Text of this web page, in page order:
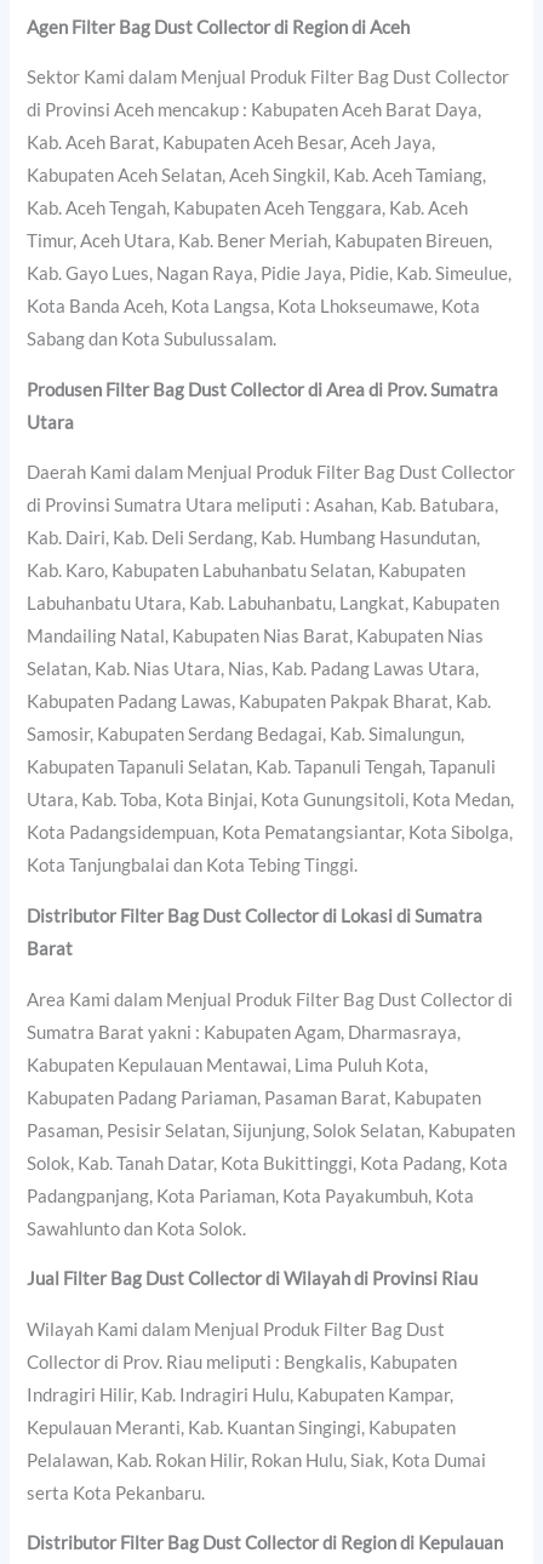
Agen Filter Bag Dust Collector di Region di Aceh
Sektor Kami dalam Menjual Produk Filter Bag Dust Collector
di Provinsi Aceh mencakup : Kabupaten Aceh Barat Daya,
Kab. Aceh Barat, Kabupaten Aceh Besar, Aceh Jaya,
Kabupaten Aceh Selatan, Aceh Singkil, Kab. Aceh Tamiang,
Kab. Aceh Tengah, Kabupaten Aceh Tenggara, Kab. Aceh
Timur, Aceh Utara, Kab. Bener Meriah, Kabupaten Bireuen,
Kab. Gayo Lues, Nagan Raya, Pidie Jaya, Pidie, Kab. Simeulue,
Kota Banda Aceh, Kota Langsa, Kota Lhokseumawe, Kota
Sabang dan Kota Subulussalam.
Produsen Filter Bag Dust Collector di Area di Prov. Sumatra
Utara
Daerah Kami dalam Menjual Produk Filter Bag Dust Collector
di Provinsi Sumatra Utara meliputi : Asahan, Kab. Batubara,
Kab. Dairi, Kab. Deli Serdang, Kab. Humbang Hasundutan,
Kab. Karo, Kabupaten Labuhanbatu Selatan, Kabupaten
Labuhanbatu Utara, Kab. Labuhanbatu, Langkat, Kabupaten
Mandailing Natal, Kabupaten Nias Barat, Kabupaten Nias
Selatan, Kab. Nias Utara, Nias, Kab. Padang Lawas Utara,
Kabupaten Padang Lawas, Kabupaten Pakpak Bharat, Kab.
Samosir, Kabupaten Serdang Bedagai, Kab. Simalungun,
Kabupaten Tapanuli Selatan, Kab. Tapanuli Tengah, Tapanuli
Utara, Kab. Toba, Kota Binjai, Kota Gunungsitoli, Kota Medan,
Kota Padangsidempuan, Kota Pematangsiantar, Kota Sibolga,
Kota Tanjungbalai dan Kota Tebing Tinggi.
Distributor Filter Bag Dust Collector di Lokasi di Sumatra
Barat
Area Kami dalam Menjual Produk Filter Bag Dust Collector di
Sumatra Barat yakni : Kabupaten Agam, Dharmasraya,
Kabupaten Kepulauan Mentawai, Lima Puluh Kota,
Kabupaten Padang Pariaman, Pasaman Barat, Kabupaten
Pasaman, Pesisir Selatan, Sijunjung, Solok Selatan, Kabupaten
Solok, Kab. Tanah Datar, Kota Bukittinggi, Kota Padang, Kota
Padangpanjang, Kota Pariaman, Kota Payakumbuh, Kota
Sawahlunto dan Kota Solok.
Jual Filter Bag Dust Collector di Wilayah di Provinsi Riau
Wilayah Kami dalam Menjual Produk Filter Bag Dust
Collector di Prov. Riau meliputi : Bengkalis, Kabupaten
Indragiri Hilir, Kab. Indragiri Hulu, Kabupaten Kampar,
Kepulauan Meranti, Kab. Kuantan Singingi, Kabupaten
Pelalawan, Kab. Rokan Hilir, Rokan Hulu, Siak, Kota Dumai
serta Kota Pekanbaru.
Distributor Filter Bag Dust Collector di Region di Kepulauan